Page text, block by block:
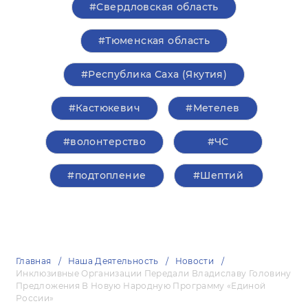
#Свердловская область
#Тюменская область
#Республика Саха (Якутия)
#Кастюкевич #Метелев
#волонтерство #ЧС
#подтопление #Шептий
Главная Наша Деятельность
Новости
Инклюзивные Организации Передали Владиславу Головину
Предложения В Новую Народную Программу «Единой
России»